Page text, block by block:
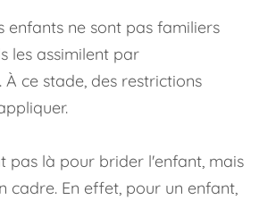
enfants ne sont pas familiers
les assimilent par
ce stade, des restrictions
pas là pour brider l'enfant, mais
cadre. En effet, pour un enfant,